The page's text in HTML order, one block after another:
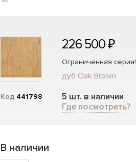
Код 441798
226 500 ₽
Ограниченная серия!
дуб Oak Brown
5 шт. в наличии
Где посмотреть?
В наличии